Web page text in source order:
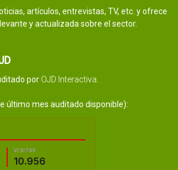
artículos, entrevistas, TV, etc. y ofrece
y actualizada sobre el sector.
por OJD Interactiva
último mes auditado disponible):